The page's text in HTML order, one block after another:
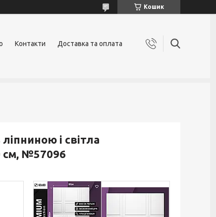
Кошик
Контакти Доставка та оплата
і світла
см, №57096